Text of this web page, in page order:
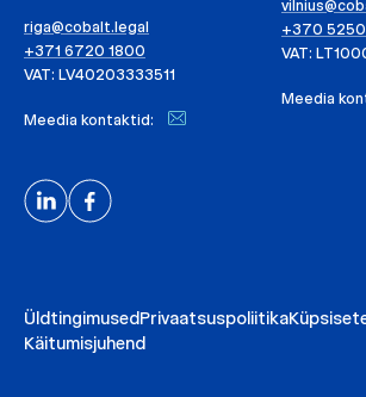
riga@cobalt.legal
+371 6720 1800
VAT: LV40203333511
Meedia kontaktid:
+370
VAT:
Meedia
ÜldtingimusedPrivaatsuspoliitika
Käitumisjuhend